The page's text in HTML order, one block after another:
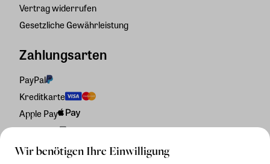
Wir benötigen Ihre Einwilligung
Vertrag widerrufen
Gesetzliche Gewährleistung
Zahlungsarten
PayPal
Kreditkarte
Apple Pay
Rechnung